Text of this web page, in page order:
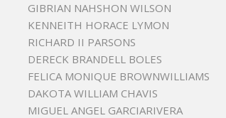
GIBRIAN NAHSHON WILSON
KENNEITH HORACE LYMON
RICHARD II PARSONS
DERECK BRANDELL BOLES
FELICA MONIQUE BROWNWILLIAMS
DAKOTA WILLIAM CHAVIS
MIGUEL ANGEL GARCIARIVERA